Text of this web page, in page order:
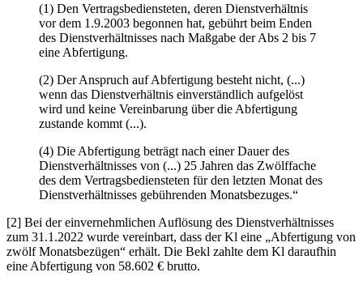
(1) Den Vertragsbediensteten, deren Dienstverhältnis
vor dem 1.9.2003 begonnen hat, gebührt beim Enden
des Dienstverhältnisses nach Maßgabe der Abs 2 bis 7
eine Abfertigung.
(2) Der Anspruch auf Abfertigung besteht nicht, (...)
wenn das Dienstverhältnis einverständlich aufgelöst
wird und keine Vereinbarung über die Abfertigung
zustande kommt (...).
(4) Die Abfertigung beträgt nach einer Dauer des
Dienstverhältnisses von (...) 25 Jahren das Zwölffache
des dem Vertragsbediensteten für den letzten Monat des
Dienstverhältnisses gebührenden Monatsbezuges.“
[2] Bei der einvernehmlichen Auflösung des Dienstverhältnisses
zum 31.1.2022 wurde vereinbart, dass der Kl eine „Abfertigung von
zwölf Monatsbezügen“ erhält. Die Bekl zahlte dem Kl daraufhin
eine Abfertigung von 58.602 € brutto.